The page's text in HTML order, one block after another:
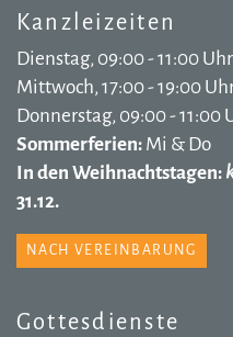
Kanzleizeiten
Dienstag, 09:00 - 11:00 Uhr
Mittwoch, 17:00 - 19:00
Donnerstag, 09:00 - 11:00
Sommerferien: Mi & Do
In den Weihnachtstagen:
31.12.
NACH VEREINBARUNG
Gottesdienste